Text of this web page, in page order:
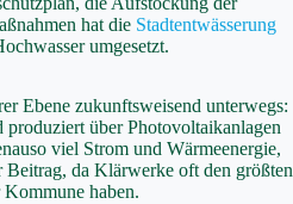
hat die Stadtentwässerung
umgesetzt.
Ebene zukunftsweisend unterwegs:
produziert über Photovoltaikanlagen
viel Strom und Wärmeenergie,
da Klärwerke oft den größten
haben.